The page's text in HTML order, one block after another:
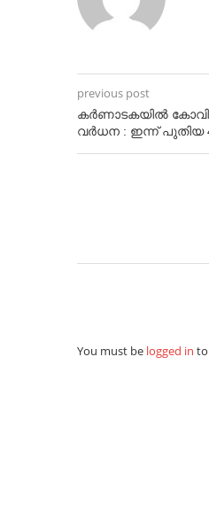
previous post
കർണാടകയിൽ
വർധന : ഇന്ന്
You must be logged in